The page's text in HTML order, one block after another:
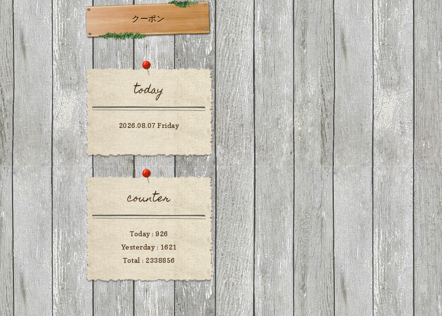
クーポン
today
2026.08.07 Friday
counter
Today :926
Yesterday : 1621
Total : 2338856